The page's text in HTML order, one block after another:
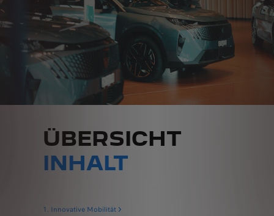
ÜBERSICHT
INHALT
1. Innovative Mobilität